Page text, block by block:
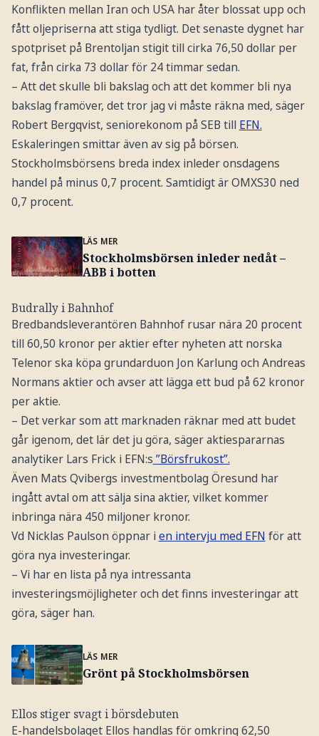
Konflikten mellan Iran och USA har åter blossat upp och
fått oljepriserna att stiga tydligt. Det senaste dygnet har
spotpriset på Brentoljan stigit till cirka 76,50 dollar per
fat, från cirka 73 dollar för 24 timmar sedan.
– Att det skulle bli bakslag och att det kommer bli nya
bakslag framöver, det tror jag vi måste räkna med, säger
Robert Bergqvist, seniorekonom på SEB till EFN.
Eskaleringen smittar även av sig på börsen.
Stockholmsbörsens breda index inleder onsdagens
handel på minus 0,7 procent. Samtidigt är OMXS30 ned
0,7 procent.
LÄS MER
Stockholmsbörsen inleder nedåt –
ABB i botten
Budrally i Bahnhof
Bredbandsleverantören Bahnhof rusar nära 20 procent
till 60,50 kronor per aktier efter nyheten att norska
Telenor ska köpa grundarduon Jon Karlung och Andreas
Normans aktier och avser att lägga ett bud på 62 kronor
per aktie.
– Det verkar som att marknaden räknar med att budet
går igenom, det lär det ju göra, säger aktiespararnas
analytiker Lars Frick i EFN:s ”Börsfrukost”.
Även Mats Qvibergs investmentbolag Öresund har
ingått avtal om att sälja sina aktier, vilket kommer
inbringa nära 450 miljoner kronor.
Vd Nicklas Paulson öppnar i en intervju med EFN för att
göra nya investeringar.
– Vi har en lista på nya intressanta
investeringsmöjligheter och det finns investeringar att
göra, säger han.
LÄS MER
Grönt på Stockholmsbörsen
Ellos stiger svagt i börsdebuten
E-handelsbolaget Ellos handlas för omkring 62,50